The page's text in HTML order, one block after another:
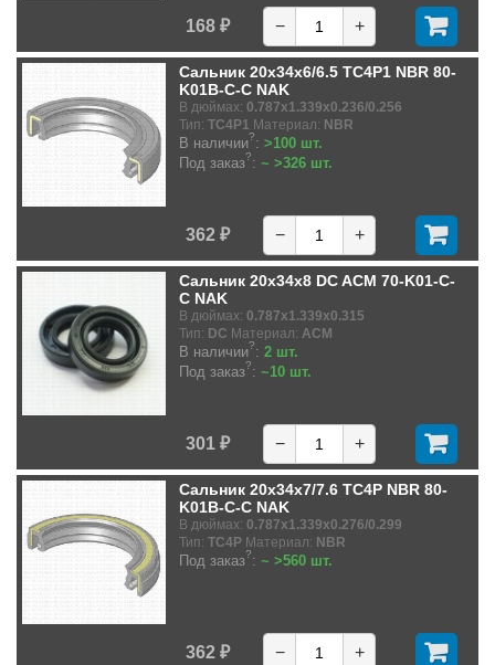
168 ₽ − +
Сальник 20x34x6/6.5 TC4P1 NBR 80-
K01B-C-C NAK
В дюймах: 0.787x1.339x0.236/0.256
Тип: TC4P1 Материал: NBR
В наличии?: >100 шт.
Под заказ?: ~ >326 шт.
362 ₽ − +
Сальник 20x34x8 DC ACM 70-K01-C-
C NAK
В дюймах: 0.787x1.339x0.315
Тип: DC Материал: ACM
В наличии?: 2 шт.
Под заказ?: ~10 шт.
301 ₽ − +
Сальник 20x34x7/7.6 TC4P NBR 80-
K01B-C-C NAK
В дюймах: 0.787x1.339x0.276/0.299
Тип: TC4P Материал: NBR
Под заказ?: ~ >560 шт.
362 ₽ − +